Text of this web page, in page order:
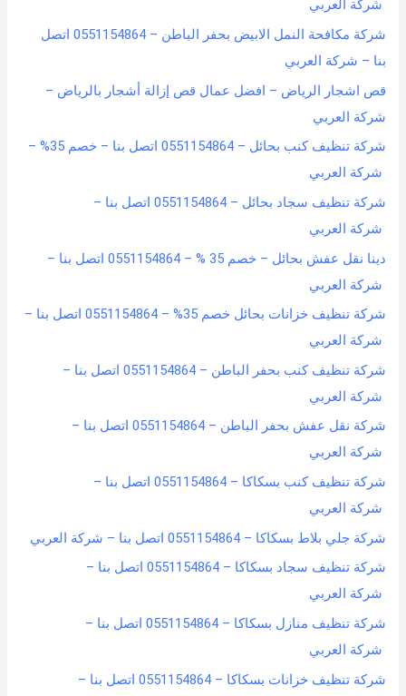
شركة العربي
شركة مكافحة النمل الابيض بحفر الباطن – 0551154864 اتصل
بنا – شركة العربي
قص اشجار الرياض – افضل عمال قص إزالة أشجار بالرياض –
شركة العربي
شركة تنظيف كنب بحائل – 0551154864 اتصل بنا – خصم 35% –
شركة العربي
شركة تنظيف سجاد بحائل – 0551154864 اتصل بنا –
شركة العربي
دينا نقل عفش بحائل – خصم 35 % – 0551154864 اتصل بنا –
شركة العربي
شركة تنظيف خزانات بحائل خصم 35% – 0551154864 اتصل بنا –
شركة العربي
شركة تنظيف كنب بحفر الباطن – 0551154864 اتصل بنا –
شركة العربي
شركة نقل عفش بحفر الباطن – 0551154864 اتصل بنا –
شركة العربي
شركة تنظيف كنب بسكاكا – 0551154864 اتصل بنا –
شركة العربي
شركة جلي بلاط بسكاكا – 0551154864 اتصل بنا – شركة العربي
شركة تنظيف سجاد بسكاكا – 0551154864 اتصل بنا –
شركة العربي
شركة تنظيف منازل بسكاكا – 0551154864 اتصل بنا –
شركة العربي
شركة تنظيف خزانات بسكاكا – 0551154864 اتصل بنا –